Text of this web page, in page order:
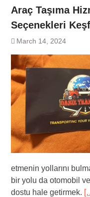
Araç Taşıma
Seçenekleri
March 14, 2024
etmenin yollarını
bir yolu da otomobil
dostu hale getirmek.